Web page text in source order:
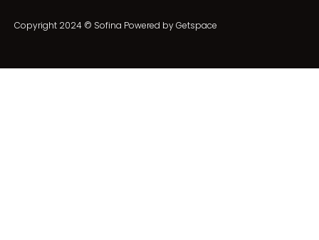
Copyright 2024 © Sofina Powered byGetspace